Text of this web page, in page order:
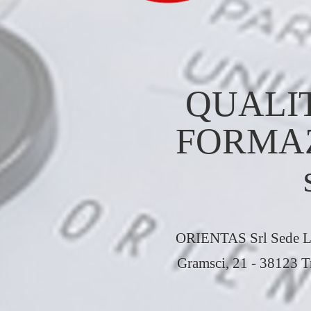
ORIENTAS Srl Sede
Gramsci, 21 - 38123